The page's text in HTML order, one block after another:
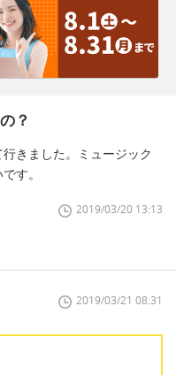
？
きました。ミュージック
す。
2019/03/20 13:13
2019/03/21 08:31